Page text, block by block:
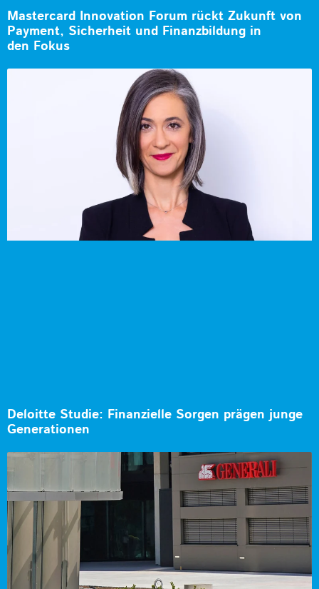
Mastercard Innovation Forum rückt Zukunft von
Payment, Sicherheit und Finanzbildung in
den Fokus
Deloitte Studie: Finanzielle Sorgen prägen junge
Generationen